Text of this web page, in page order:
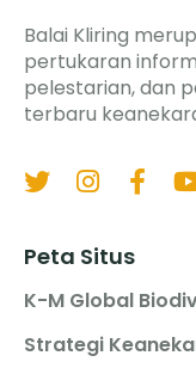
Balai Kliring
pertukaran
pelestarian, dan
terbaru
Peta Situs
K-M Global
Strategi